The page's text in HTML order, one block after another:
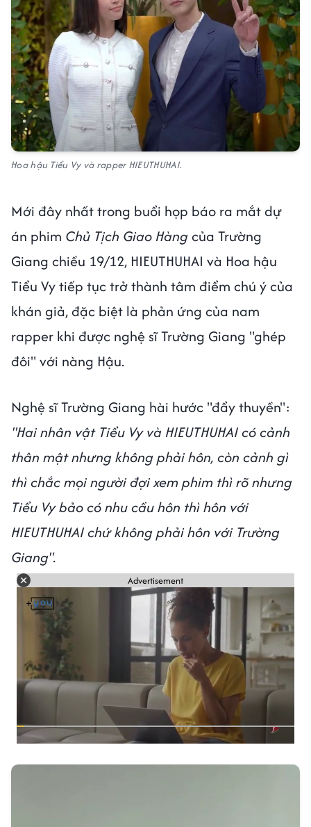
Hoa hậu Tiểu Vy và rapper HIEUTHUHAI.
Mới đây nhất trong buổi họp báo ra mắt dự
án phim Chủ Tịch Giao Hàngcủa Trường
Giang chiều 19/12, HIEUTHUHAI và Hoa hậu
Tiểu Vy tiếp tục trở thành tâm điểm chú ý của
khán giả, đặc biệt là phản ứng của nam
rapper khi được nghệ sĩ Trường Giang "ghép
đôi" với nàng Hậu.
Nghệ sĩ Trường Giang hài hước "đẩy thuyền":
"Hai nhân vật Tiểu Vy và HIEUTHUHAI có cảnh
thân mật nhưng không phải hôn, còn cảnh gì
thì chắc mọi người đợi xem phim thì rõ nhưng
Tiểu Vy bảo có nhu cầu hôn thì hôn với
HIEUTHUHAI chứ không phải hôn với Trường
Giang".
Advertisement